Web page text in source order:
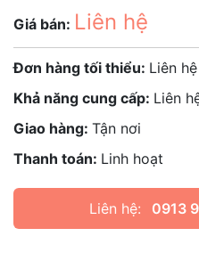
Giá bán: Liên hệ
Đơn hàng tối thiểu: Liên hệ
Khả năng cung cấp: Liên
Giao hàng: Tận nơi
Thanh toán: Linh hoạt
Liên hệ: 0913